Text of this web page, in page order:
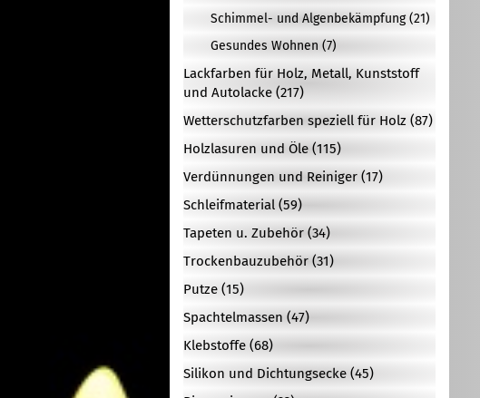
Schimmel- und Algenbekämpfung (21)
Gesundes Wohnen (7)
Lackfarben für Holz, Metall, Kunststoff
und Autolacke (217)
Wetterschutzfarben speziell für Holz (87)
Holzlasuren und Öle (115)
Verdünnungen und Reiniger (17)
Schleifmaterial (59)
Tapeten u. Zubehör (34)
Trockenbauzubehör (31)
Putze (15)
Spachtelmassen (47)
Klebstoffe (68)
Silikon und Dichtungsecke (45)